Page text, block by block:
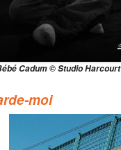
Cadum © Studio Harcourt
moi